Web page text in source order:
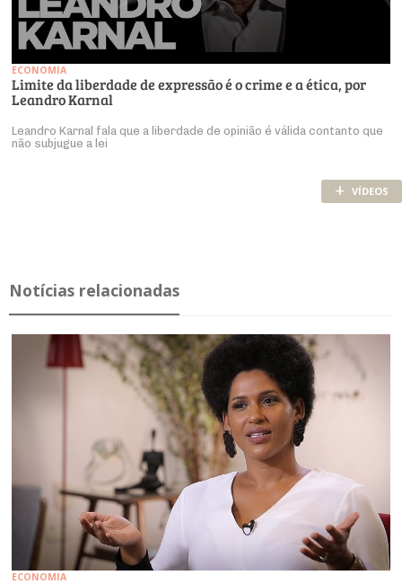
ECONOMIA
Limite da liberdade de expressão é o crime e a ética, por
Leandro Karnal
Leandro Karnal fala que a liberdade de opinião é válida contanto que
não subjugue a lei
+ VÍDEOS
Notícias relacionadas
ECONOMIA